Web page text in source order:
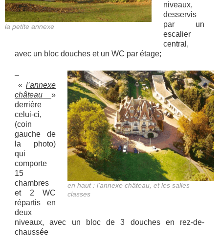
la petite annexe
niveaux,
desservis
par un
escalier
central,
avec un bloc douches et un WC par étage;
en haut : l’annexe château, et les salles
classes
–
« l’annexe
château »
derrière
celui-ci,
(coin
gauche de
la photo)
qui
comporte
15
chambres
et 2 WC
répartis en
deux
niveaux, avec un bloc de 3 douches en rez-de-
chaussée